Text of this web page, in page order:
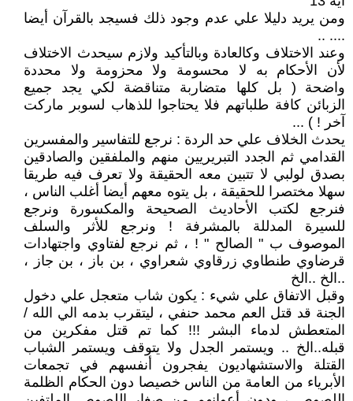
ومن يريد دليلا علي عدم وجود ذلك فسيجد بالقرآن أيضا
.... ..
وعند الاختلاف وكالعادة وبالتأكيد ولازم سيحدث الاختلاف
لأن الأحكام به لا محسومة ولا محزومة ولا محددة
واضحة ( بل كلها متضاربة متناقضة لكي يجد جميع
الزبائن كافة طلباتهم فلا يحتاجوا للذهاب لسوبر ماركت
آخر ! ) ...
يحدث الخلاف علي حد الردة : نرجع للتفاسير والمفسرين
القدامي ثم الجدد التبريريين منهم والملفقين والصادقين
بصدق لولبي لا تتبين معه الحقيقة ولا تعرف فيه طريقا
سهلا مختصرا للحقيقة ، بل يتوه معهم أيضا أغلب الناس ،
فنرجع لكتب الأحاديث الصحيحة والمكسورة ونرجع
للسيرة المدللة بالمشرفة ! ونرجع للأثر والسلف
الموصوف ب " الصالح " ! ، ثم نرجع لفتاوي واجتهادات
قرضاوي طنطاوي زرقاوي شعراوي ، بن باز ، بن جاز ،
..الخ ..الخ
وقبل الاتفاق علي شيء : يكون شاب متعجل علي دخول
الجنة قد قتل العم محمد حنفي ، ليتقرب بدمه الي الله /
المتعطش لدماء البشر !!! كما تم قتل مفكرين من
قبله..الخ .. ويستمر الجدل ولا يتوقف ويستمر الشباب
القتلة والاستشهاديون يفجرون أنفسهم في تجمعات
الأبرياء من العامة من الناس خصيصا دون الحكام الظلمة